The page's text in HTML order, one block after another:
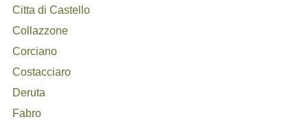
Citta di Castello
Collazzone
Corciano
Costacciaro
Deruta
Fabro